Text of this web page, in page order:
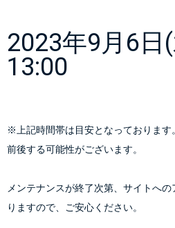
2023年9月6日
13:00
※上記時間帯は目安となっております
前後する可能性がございます。
メンテナンスが終了次第、サイトへ
りますので、ご安心ください。